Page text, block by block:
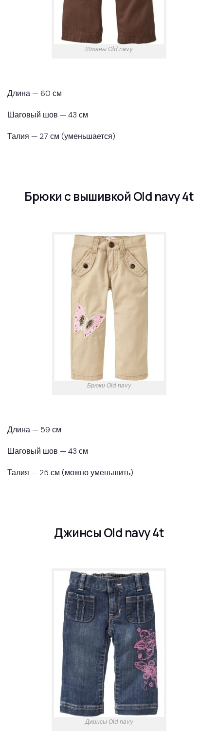
Штаны Old navy
Длина — 60 см
Шаговый шов — 43 см
Талия — 27 см (уменьшается)
Брюки с вышивкой Old navy 4t
Брюки Old navy
Длина — 59 см
Шаговый шов — 43 см
Талия — 25 см (можно уменьшить)
Джинсы Old navy 4t
Джинсы Old navy